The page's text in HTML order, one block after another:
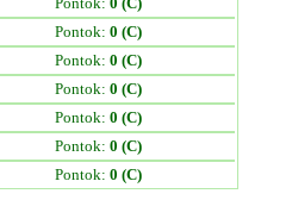
Pontok: 0 (C)
Pontok: 0 (C)
Pontok: 0 (C)
Pontok: 0 (C)
Pontok: 0 (C)
Pontok: 0 (C)